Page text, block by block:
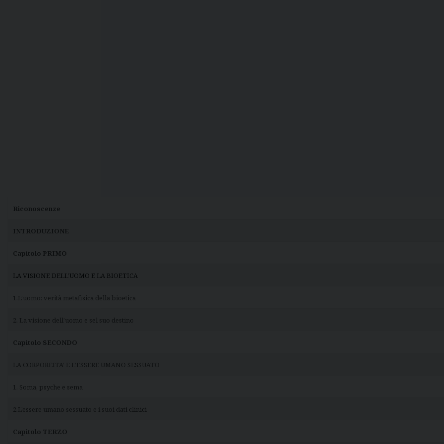
Riconoscenze
INTRODUZIONE
Capitolo PRIMO
LA VISIONE DELL’UOMO E LA BIOETICA
1.L’uomo: verità metafisica della bioetica
2. La visione dell’uomo e sel suo destino
Capitolo SECONDO
LA CORPOREITA’ E L’ESSERE UMANO SESSUATO
1. Soma, psyche e sema
2.L’essere umano sessuato e i suoi dati clinici
Capitolo TERZO